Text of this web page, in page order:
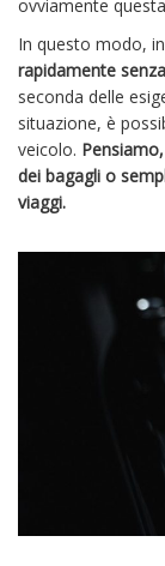
ovviamente
In questo modo,
rapidamente
seconda delle
situazione, è
veicolo.
dei bagagli o
viaggi.